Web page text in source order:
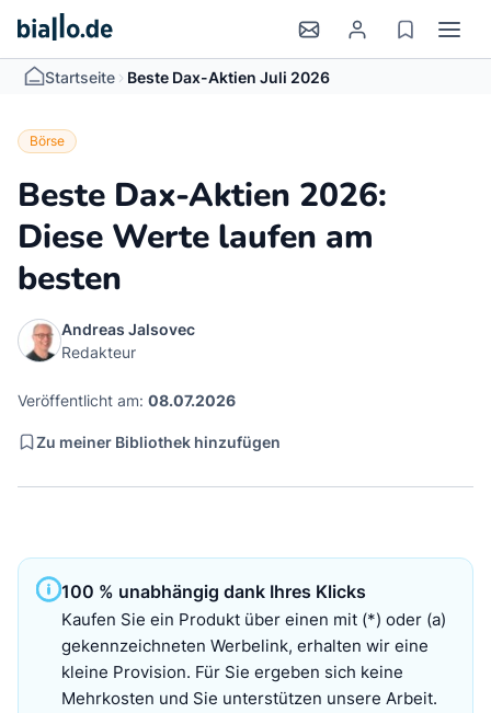
Startseite > Beste Dax-Aktien Juli 2026
Börse
Beste Dax-Aktien 2026:
Diese Werte laufen am
besten
Andreas Jalsovec
Redakteur
Veröffentlicht am: 08.07.2026
Zu meiner Bibliothek hinzufügen
100 % unabhängig dank Ihres Klicks
Kaufen Sie ein Produkt über einen mit (*) oder (a)
gekennzeichneten Werbelink, erhalten wir eine
kleine Provision. Für Sie ergeben sich keine
Mehrkosten und Sie unterstützen unsere Arbeit.